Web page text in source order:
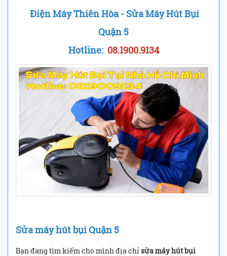
Điện Máy Thiên Hòa - Sửa Máy Hút Bụi
Quận 5
Hotline: 08.1900.9134
Sửa máy hút bụi Quận 5
Bạn đang tìm kiếm cho mình địa chỉ sửa máy hút bụi